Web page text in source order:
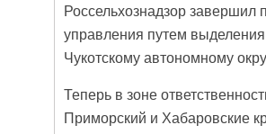
Россельхознадзор завершил
управления путем
Чукотскому автономному
Теперь в зоне
Приморский и Хабаровские